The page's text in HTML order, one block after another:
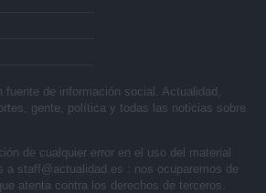
de información social. Actualidad,
gente, política y todas las noticias sobre
de cualquier error en el uso del material
a staff@actualidad.es : nos ocuparemos de
atenta contra los derechos de terceros.